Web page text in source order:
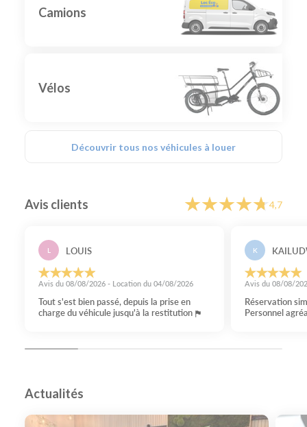
Camions
Vélos
Découvrir tous nos véhicules à louer
Avis clients 4,7
L LOUIS
Avis du 08/08/2026 - Location du 04/08/2026
Tout s'est bien passé, depuis la prise en
charge du véhicule jusqu'à la restitution
K
Avis du 08/08/
Réservation
Personnel
Actualités